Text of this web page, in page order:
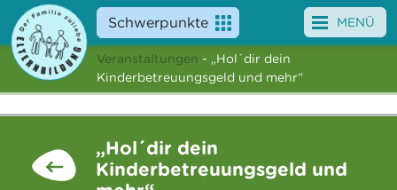
Schwerpunkte
Angebote
News
MENÜ
Veranstaltungen - „Hol´dir dein
Kinderbetreuungsgeld und mehr“
„Hol´dir dein
Kinderbetreuungsgeld und